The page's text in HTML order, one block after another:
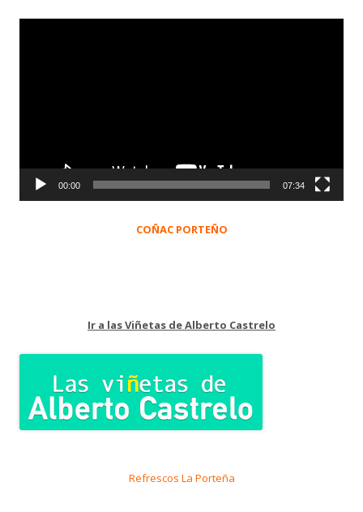
00:00 07:34
COÑAC PORTEÑO
Ir a las Viñetas de Alberto Castrelo
Refrescos La Porteña